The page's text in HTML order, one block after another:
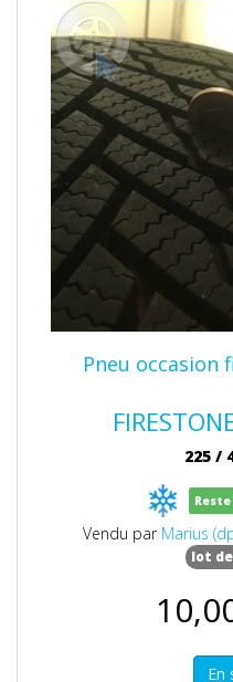
Pneu occasion
225 /
Vendu par Marius
lot